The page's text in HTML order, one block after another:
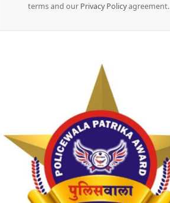
terms and our Privacy Policyagreement.